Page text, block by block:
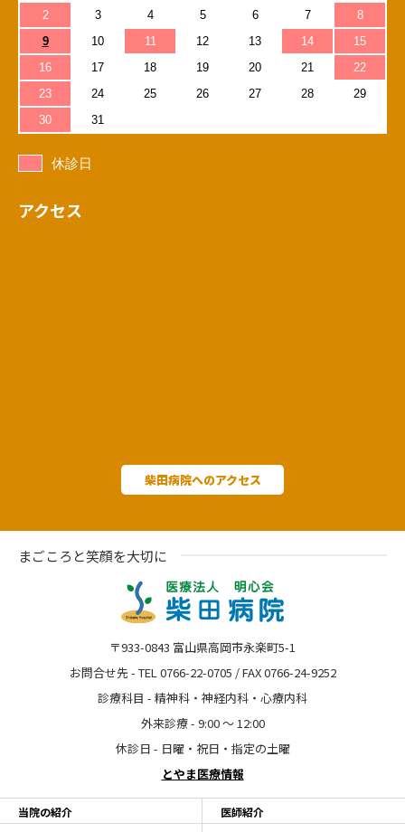
2
3 4 5 6 7
8
9
10 11 12 13 14
15
16
17 18 19 20 21
22
23
24 25 26 27 28
29
30
31
休診日
アクセス
柴田病院へのアクセス
まごころと笑顔を大切に
〒933-0843 富山県高岡市永楽町5-1
お問合せ先 - TEL 0766-22-0705 / FAX 0766-24-9252
診療科目 - 精神科・神経内科・心療内科
外来診療 - 9:00 〜 12:00
休診日 - 日曜・祝日・指定の土曜
とやま医療情報
当院の紹介
医師紹介